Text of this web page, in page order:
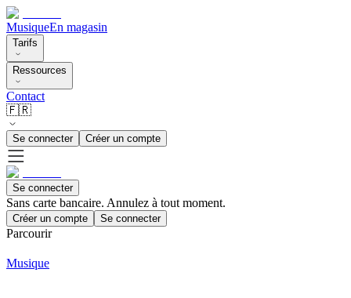
MusiqueEn magasin
Tarifs
Ressources
Contact
🇫🇷
Se connecter Créer un compte
Se connecter
Sans carte bancaire. Annulez à tout moment.
Créer un compte Se connecter
Parcourir
Musique